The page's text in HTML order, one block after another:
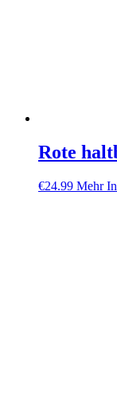
Rote
€24.99 Mehr